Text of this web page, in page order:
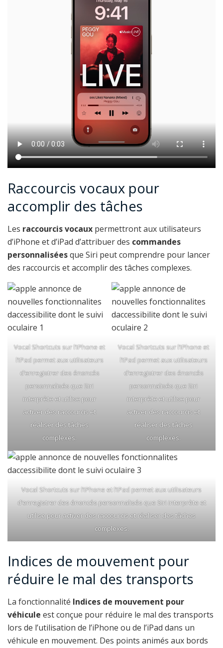
Raccourcis vocaux pour
accomplir des tâches
Les raccourcis vocaux permettront aux utilisateurs
d’iPhone et d’iPad d’attribuer des commandes
personnaliséesque Siri peut comprendre pour lancer
des raccourcis et accomplir des tâches complexes.
Vocal Shortcuts sur l’iPhone et
l’iPad permet aux utilisateurs
d’enregistrer des énoncés
personnalisés que Siri
interprète et utilise pour
activer des raccourcis et
réaliser des tâches
complexes.
Vocal Shortcuts sur l’iPhone et
l’iPad permet aux utilisateurs
d’enregistrer des énoncés
personnalisés que Siri
interprète et utilise pour
activer des raccourcis et
réaliser des tâches
complexes.
Vocal Shortcuts sur l’iPhone et l’iPad permet aux utilisateurs
d’enregistrer des énoncés personnalisés que Siri interprète et
utilise pour activer des raccourcis et réaliser des tâches
complexes.
Indices de mouvement pour
réduire le mal des transports
La fonctionnalité Indices de mouvement pour
véhicule est conçue pour réduire le mal des transports
lors de l’utilisation de l’iPhone ou de l’iPad dans un
véhicule en mouvement. Des points animés aux bords